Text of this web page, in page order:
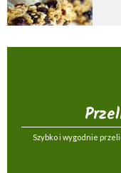
Szybko i wygodnie